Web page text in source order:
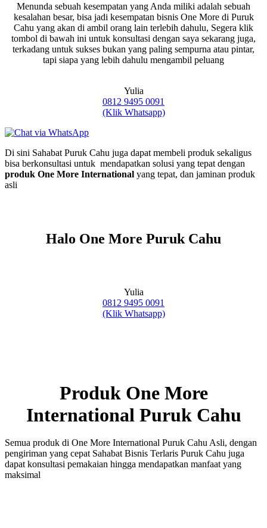
Menunda sebuah kesempatan yang Anda miliki adalah sebuah
kesalahan besar, bisa jadi kesempatan bisnis One More di Puruk
Cahu yang akan di ambil orang lain terlebih dahulu, Segera klik
tombol di bawah ini untuk konsultasi dengan saya sekarang juga,
terkadang untuk sukses bukan yang paling sempurna atau pintar,
tapi siapa yang lebih dahulu mengambil peluang
Yulia
0812 9495 0091
(Klik Whatsapp)
Di sini Sahabat Puruk Cahu juga dapat membeli produk sekaligus
bisa berkonsultasi untuk mendapatkan solusi yang tepat dengan
produk One More International yang tepat, dan jaminan produk
asli
Halo One More Puruk Cahu
Yulia
0812 9495 0091
(Klik Whatsapp)
Produk One More
International Puruk Cahu
Semua produk di One More International Puruk Cahu Asli, dengan
pengiriman yang cepat Sahabat Bisnis Terlaris Puruk Cahu juga
dapat konsultasi pemakaian hingga mendapatkan manfaat yang
maksimal